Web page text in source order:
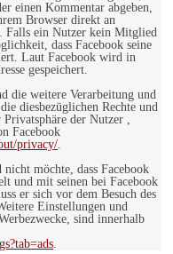
einen Kommentar abgeben,
Browser direkt an
Falls ein Nutzer kein Mitglied
dass Facebook seine
Laut Facebook wird in
gespeichert.
die weitere Verarbeitung und
diesbezüglichen Rechte und
der Nutzer ,
Facebook
privacy/.
möchte, dass Facebook
und mit seinen bei Facebook
er sich vor dem Besuch des
Einstellungen und
sind innerhalb
.